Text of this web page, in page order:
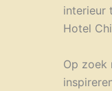
interieur
Hotel
Op zoek